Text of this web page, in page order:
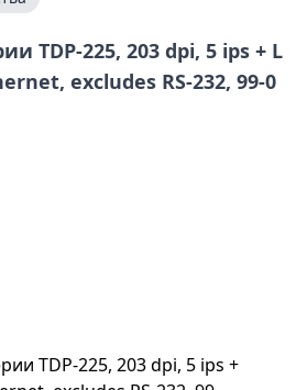
TDP-225, 203 dpi, 5 ips + L
excludes RS-232, 99-0